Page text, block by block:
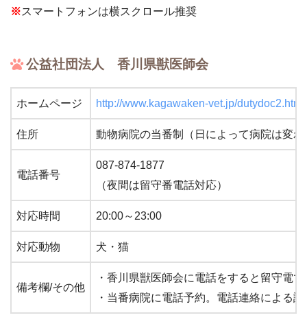
※スマートフォンは横スクロール推奨
公益社団法人 香川県獣医師会
ホームページ http://www.kagawaken-vet.jp/dutydoc2.html
住所 動物病院の当番制（日によって病院は変わ
電話番号
087-874-1877
（夜間は留守番電話対応）
対応時間 20:00～23:00
対応動物 犬・猫
備考欄/その他
・香川県獣医師会に電話をすると留守電
・当番病院に電話予約。電話連絡による